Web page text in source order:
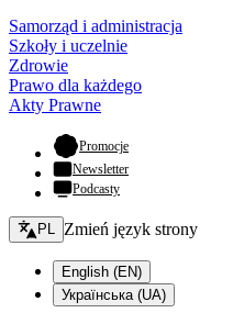
Samorząd i administracja
Szkoły i uczelnie
Zdrowie
Prawo dla każdego
Akty Prawne
Promocje- otwiera się w
Newsletter
Podcasty
Zmień język - bieżący:
PL Zmień język strony
English (EN)
Українська (UA)